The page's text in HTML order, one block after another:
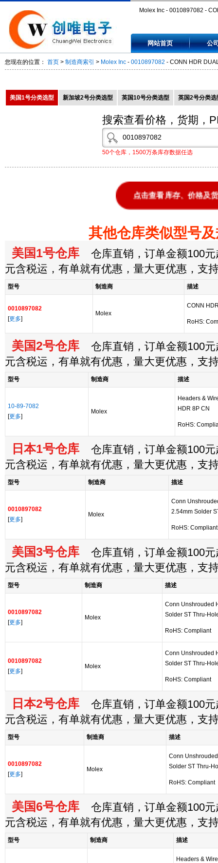
Molex Inc - 0010897082 -
0010897082
网站首页 公
您现在的位置： 首页 > 制造商索引 > Molex Inc - 0010897082 - CONN HDR
美国1号分类选型 新加坡2号分类选型 英国10号分类选型 英国2号分类选
搜索查看价格，货期，
50个仓库，1500万条库存数据任选
点击查看库存、价格及
其他仓库类似型号
美国1号仓库 仓库直销，订单金额100元
元含税运，有单就有优惠，量大更优惠，支
型号 制造商 描述
0010897082
[更多]
Molex
CONN
RoHS:
美国2号仓库 仓库直销，订单金额100元
元含税运，有单就有优惠，量大更优惠，支
型号 制造商 描述
10-89-7082
[更多]
Molex
Headers &
HDR 8P CN
RoHS:
日本1号仓库 仓库直销，订单金额100元
元含税运，有单就有优惠，量大更优惠，支
型号 制造商 描述
0010897082
[更多]
Molex
Conn
2.54mm Solder
RoHS: Compliant
美国3号仓库 仓库直销，订单金额100元
元含税运，有单就有优惠，量大更优惠，支
型号 制造商 描述
0010897082
[更多]
Molex
Conn Unshrouded
Solder ST Thru-
RoHS: Compliant
0010897082
[更多]
Molex
Conn Unshrouded
Solder ST Thru-
RoHS: Compliant
日本2号仓库 仓库直销，订单金额100元
元含税运，有单就有优惠，量大更优惠，支
型号 制造商 描述
0010897082
[更多]
Molex
Conn
Solder ST Thru-
RoHS: Compliant
美国6号仓库 仓库直销，订单金额100元
元含税运，有单就有优惠，量大更优惠，支
型号 制造商 描述
Headers &